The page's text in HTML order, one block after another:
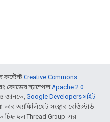
কন্টেন্ট Creative Commons
কোডের স্যাম্পেলApache 2.0
জানতে, Google Developers সাইট
অ্যাফিলিয়েট সংস্থার রেজিস্টার্ড
চিহ্ন হল Thread Group-এর